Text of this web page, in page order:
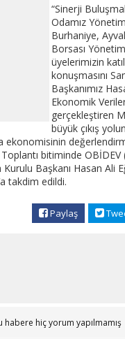
“Sinerji
Odamız
Burhaniye,
Borsası
üyelerimizin
konuşmasını
Başkanımız
Ekonomik
gerçekleştiren
büyük çıkış
bitiminde
Başkanı Hasan Ali
takdim edildi.
Paylaş
habere hiç yorum